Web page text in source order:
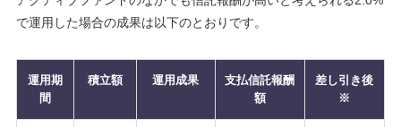
で運用した場合の成果は以下のとおりです。
運用期
間
積立額 運用成果
支払信託報酬
額
差し引き後
※